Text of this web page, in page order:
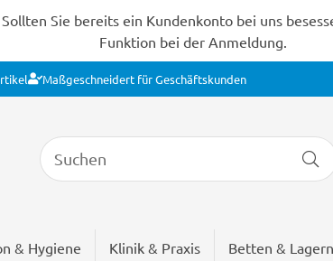
Sie bereits ein Kundenkonto bei uns
Funktion bei der Anmeldung.
Maßgeschneidert für Geschäftskunden
& Hygiene Klinik & Praxis Betten & Lagern